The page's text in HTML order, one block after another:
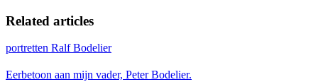
Related articles
portretten Ralf Bodelier
Eerbetoon aan mijn vader, Peter Bodelier.